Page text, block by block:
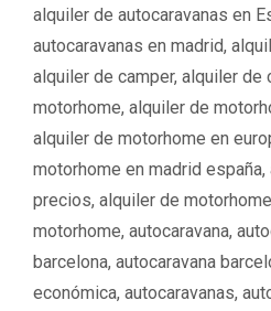
alquiler de autocaravanas en
autocaravanas en madrid,
alquiler de camper, alquiler de
motorhome, alquiler de
alquiler de motorhome en
motorhome en madrid españa,
precios, alquiler de
motorhome, autocaravana,
barcelona, autocaravana
económica, autocaravanas,